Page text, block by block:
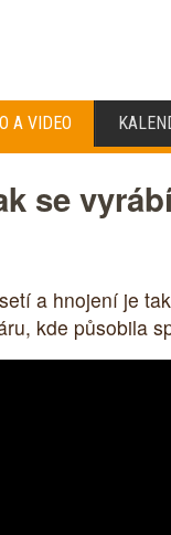
A VIDEO
se
a hnojení je
kde působila